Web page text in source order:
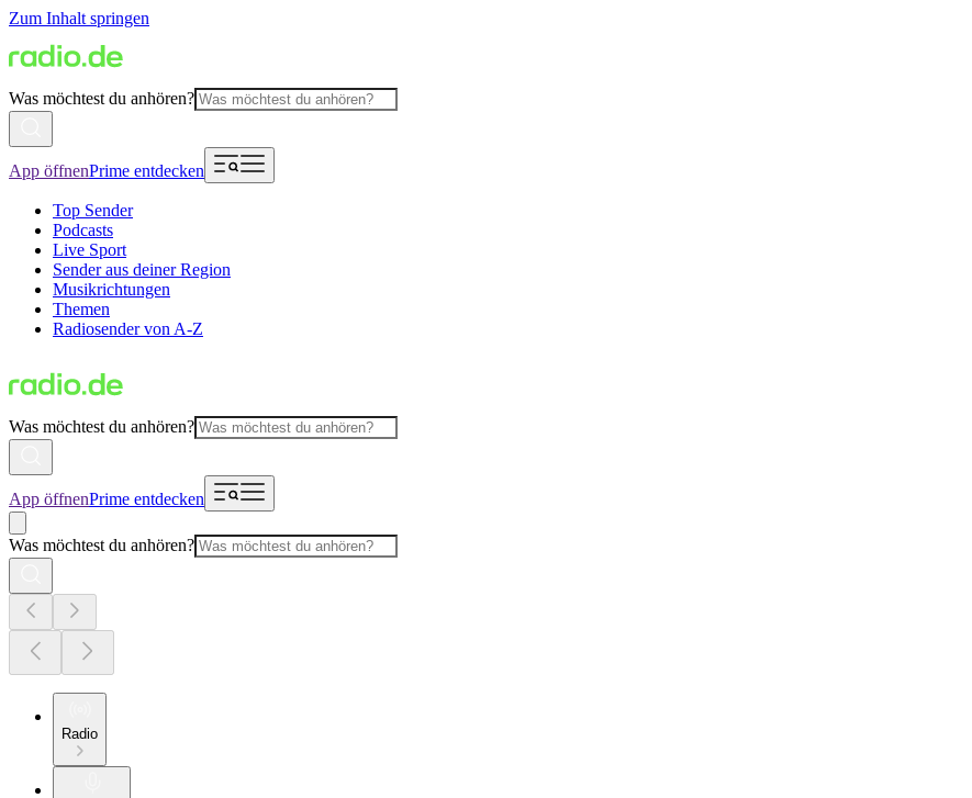
Zum Inhalt springen
Was möchtest du anhören?
App öffnenPrime entdecken
Top Sender
Podcasts
Live Sport
Sender aus deiner Region
Musikrichtungen
Themen
Radiosender von A-Z
Was möchtest du anhören?
App öffnenPrime entdecken
Was möchtest du anhören?
Radio